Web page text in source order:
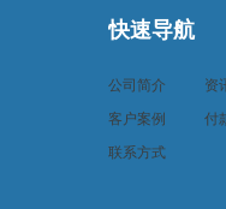
快速导航
公司简介 资
客户案例
付
联系方式